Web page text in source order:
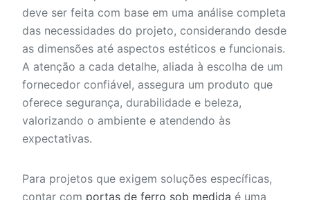
deve ser feita com base em uma análise completa
das necessidades do projeto, considerando desde
as dimensões até aspectos estéticos e funcionais.
A atenção a cada detalhe, aliada à escolha de um
fornecedor confiável, assegura um produto que
oferece segurança, durabilidade e beleza,
valorizando o ambiente e atendendo às
expectativas.
Para projetos que exigem soluções específicas,
contar com portas de ferro sob medida é uma